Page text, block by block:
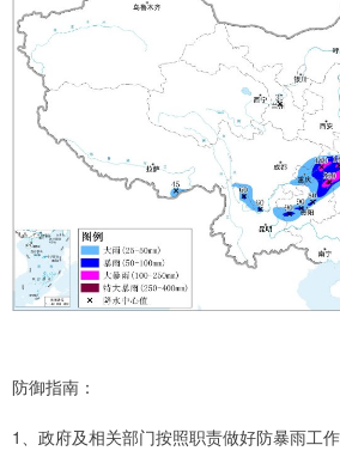
防御指南：
1、政府及相关部门按照职责做好防暴雨工作